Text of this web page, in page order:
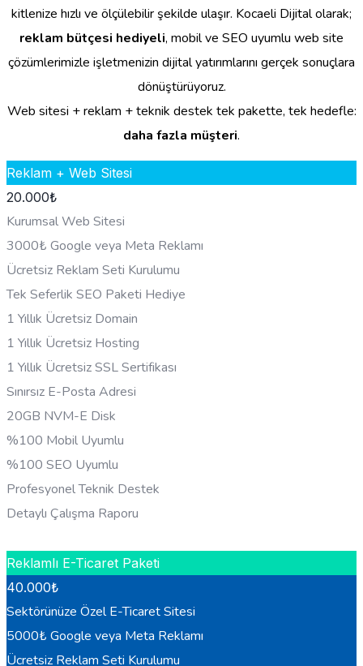
kitlenize hızlı ve ölçülebilir şekilde ulaşır. Kocaeli Dijital olarak;
reklam bütçesi hediyeli, mobil ve SEO uyumlu web site
çözümlerimizle işletmenizin dijital yatırımlarını gerçek sonuçlara
dönüştürüyoruz.
Web sitesi + reklam + teknik destek tek pakette, tek hedefle:
daha fazla müşteri.
Reklam + Web Sitesi
20.000₺
Kurumsal Web Sitesi
3000₺ Google veya Meta Reklamı
Ücretsiz Reklam Seti Kurulumu
Tek Seferlik SEO Paketi Hediye
1 Yıllık Ücretsiz Domain
1 Yıllık Ücretsiz Hosting
1 Yıllık Ücretsiz SSL Sertifikası
Sınırsız E-Posta Adresi
20GB NVM-E Disk
%100 Mobil Uyumlu
%100 SEO Uyumlu
Profesyonel Teknik Destek
Detaylı Çalışma Raporu
Reklamlı E-Ticaret Paketi
40.000₺
Sektörünüze Özel E-Ticaret Sitesi
5000₺ Google veya Meta Reklamı
Ücretsiz Reklam Seti Kurulumu